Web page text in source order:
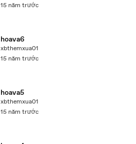
15 năm trước
hoava6
xbthemxua01
15 năm trước
hoava5
xbthemxua01
15 năm trước